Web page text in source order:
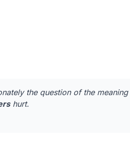
the question of the
hurt.